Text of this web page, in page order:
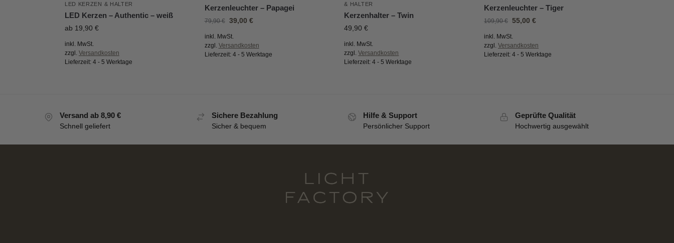
LED KERZEN & HALTER
LED Kerzen – Authentic – weiß
ab 19,90 €
inkl. MwSt.
zzgl. Versandkosten
Lieferzeit: 4 - 5 Werktage
Kerzenleuchter – Papagei
79,90€ 39,00 €
inkl. MwSt.
zzgl. Versandkosten
Lieferzeit: 4 - 5 Werktage
& HALTER
Kerzenhalter – Twin
49,90€
inkl. MwSt.
zzgl.Versandkosten
Lieferzeit:4 - 5 Werktage
Kerzenleuchter – Tiger
109,90€ 55,00€
inkl. MwSt.
zzgl.Versandkosten
Lieferzeit:4 - 5 Werktage
Versand ab 8,90 €
Schnell geliefert
Sichere Bezahlung
Sicher & bequem
Hilfe & Support
Persönlicher Support
Geprüfte Qualität
Hochwertig ausgewählt